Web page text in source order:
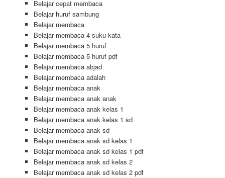
Belajar cepat membaca
Belajar huruf sambung
Belajar membaca
Belajar membaca 4 suku kata
Belajar membaca 5 huruf
Belajar membaca 5 huruf pdf
Belajar membaca abjad
Belajar membaca adalah
Belajar membaca anak
Belajar membaca anak anak
Belajar membaca anak kelas 1
Belajar membaca anak kelas 1 sd
Belajar membaca anak sd
Belajar membaca anak sd kelas 1
Belajar membaca anak sd kelas 1 pdf
Belajar membaca anak sd kelas 2
Belajar membaca anak sd kelas 2 pdf